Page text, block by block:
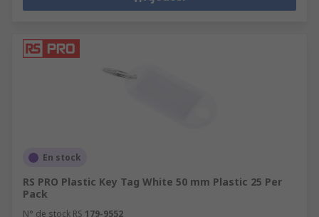
En stock
RS PRO Plastic Key Tag White 50 mm Plastic 25 Per
Pack
N° de stock RS 179-9552